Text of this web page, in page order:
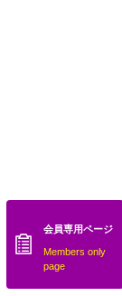
会員専用ページ
Members only
page